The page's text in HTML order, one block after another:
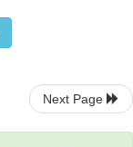
Next Page